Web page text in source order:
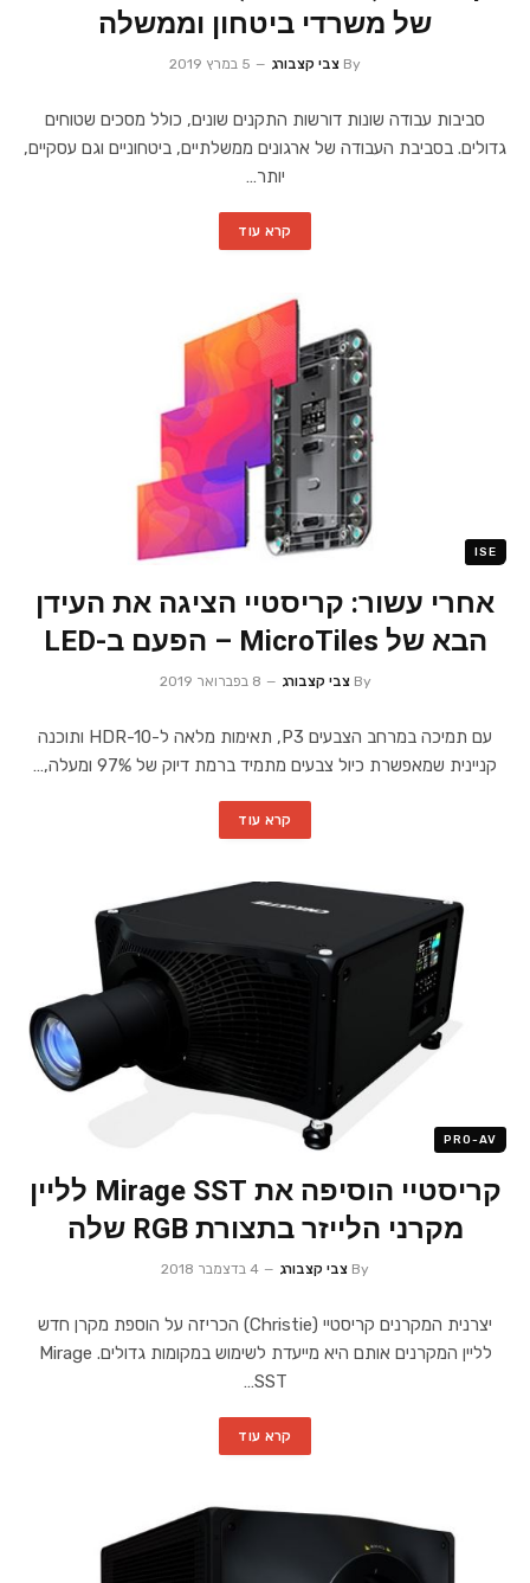
של משרדי ביטחון וממשלה
By צבי קצבורג 5 במרץ 2019
סביבות עבודה שונות דורשות התקנים שונים, כולל מסכים שטוחים
גדולים. בסביבת העבודה של ארגונים ממשלתיים, ביטחוניים וגם עסקיים,
יותר…
קרא עוד
ISE
אחרי עשור: קריסטיי הציגה את העידן
הבא של MicroTiles – הפעם ב-LED
By צבי קצבורג 8 בפברואר 2019
עם תמיכה במרחב הצבעים P3, תאימות מלאה ל-HDR-10 ותוכנה
קניינית שמאפשרת כיול צבעים מתמיד ברמת דיוק של 97% ומעלה,…
קרא עוד
PRO-AV
קריסטיי הוסיפה את Mirage SST לליין
מקרני הלייזר בתצורת RGB שלה
By צבי קצבורג 4 בדצמבר 2018
יצרנית המקרנים קריסטיי (Christie) הכריזה על הוספת מקרן חדש
לליין המקרנים אותם היא מייעדת לשימוש במקומות גדולים. Mirage
SST…
קרא עוד